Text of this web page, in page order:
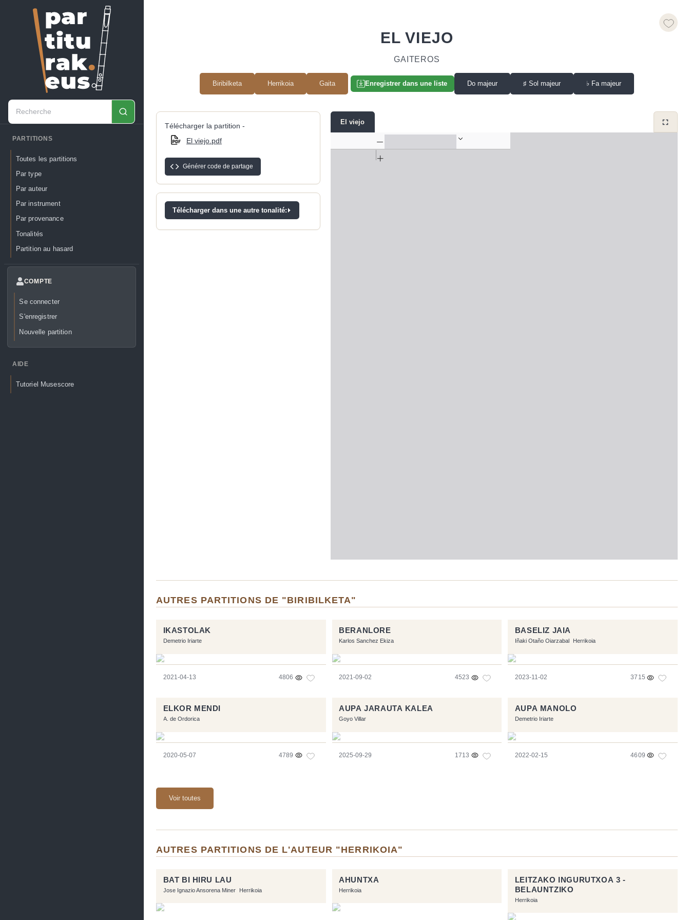
PARTITIONS
Toutes les partitions
Par type
Par auteur
Par instrument
Par provenance
Tonalités
Partition au hasard
COMPTE
Se connecter
S'enregistrer
Nouvelle partition
AIDE
Tutoriel Musescore
EL VIEJO
GAITEROS
Biribilketa Herrikoia Gaita Enregistrer dans une liste Do majeur ♯ Sol majeur ♭ Fa majeur
Télécharger la partition -
El viejo.pdf
Générer code de partage
Télécharger dans une autre tonalité:
El viejo
AUTRES PARTITIONS DE "BIRIBILKETA"
IKASTOLAK
Demetrio Iriarte
2021-04-13 4806
BERANLORE
Karlos Sanchez Ekiza
2021-09-02 4523
BASELIZ JAIA
Iñaki Otaño Oiarzabal Herrikoia
2023-11-02 3715
ELKOR MENDI
A. de Ordorica
2020-05-07 4789
AUPA JARAUTA KALEA
Goyo Villar
2025-09-29 1713
AUPA MANOLO
Demetrio Iriarte
2022-02-15 4609
Voir toutes
AUTRES PARTITIONS DE L'AUTEUR "HERRIKOIA"
BAT BI HIRU LAU
Jose Ignazio Ansorena Miner Herrikoia
AHUNTXA
Herrikoia
LEITZAKO INGURUTXOA 3 -
BELAUNTZIKO
Herrikoia